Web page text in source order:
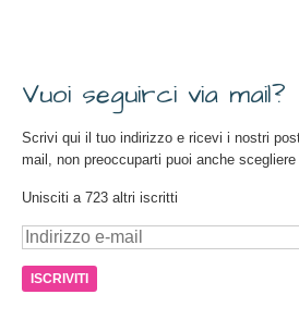
Vuoi seguirci via mail?
Scrivi qui il tuo indirizzo e ricevi i nostri
mail, non preoccuparti puoi anche
Unisciti a 723 altri iscritti
Indirizzo
mail